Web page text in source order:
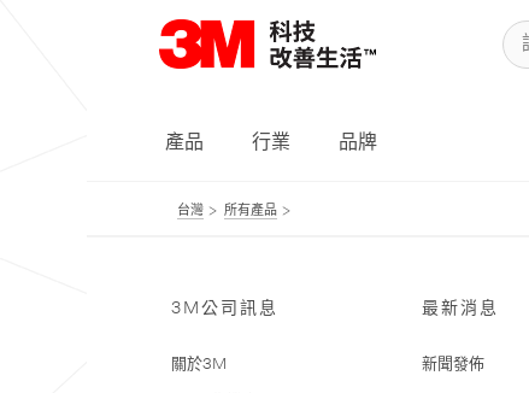
產品 行業 品牌
台灣 所有產品
3M公司訊息
關於3M
最新消息
新聞發佈